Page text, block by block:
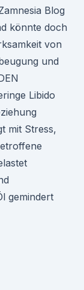
Blog
könnte doch
von
und
Libido
mit Stress,
gemindert